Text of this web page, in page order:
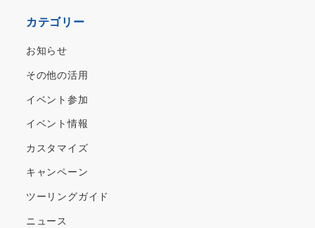
カテゴリー
お知らせ
その他の活用
イベント参加
イベント情報
カスタマイズ
キャンペーン
ツーリングガイド
ニュース